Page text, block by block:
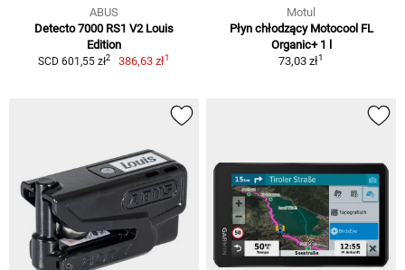
ABUS
Detecto 7000 RS1 V2 Louis
Edition
SCD 601,55 zł2 386,63 zł1
Motul
Płyn chłodzący Motocool FL
Organic+ 1 l
73,03 zł1